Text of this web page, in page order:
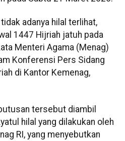
adanya hilal terlihat,
1447 Hijriah jatuh pada
Menteri Agama (Menag)
Konferensi Pers Sidang
di Kantor Kemenag,
tersebut diambil
hilal yang dilakukan oleh
RI, yang menyebutkan